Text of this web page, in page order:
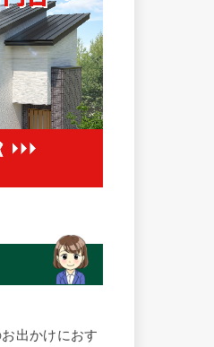
出かけにおす